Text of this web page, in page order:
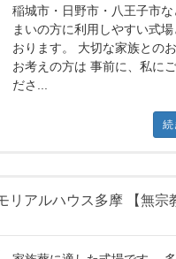
稲城市・日野市・八王子市な
まいの方に利用しやすい式
おります。 大切な家族との
お考えの方は 事前に、私に
ださ...
続
アルハウス多摩 【無宗